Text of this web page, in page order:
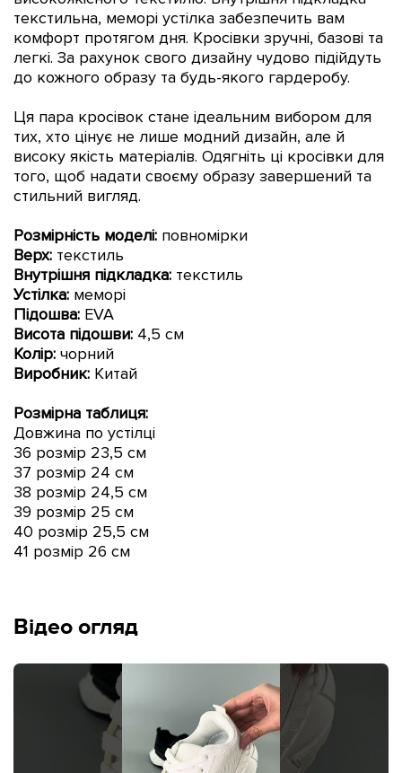
текстильна, меморі устілка забезпечить вам
комфорт протягом дня. Кросівки зручні, базові та
легкі. За рахунок свого дизайну чудово підійдуть
до кожного образу та будь-якого гардеробу.
Ця пара кросівок стане ідеальним вибором для
тих, хто цінує не лише модний дизайн, але й
високу якість матеріалів. Одягніть ці кросівки для
того, щоб надати своєму образу завершений та
стильний вигляд.
Розмірність моделі: повномірки
Верх: текстиль
Внутрішня підкладка: текстиль
Устілка: меморі
Підошва: EVA
Висота підошви: 4,5 см
Колір: чорний
Виробник: Китай
Розмірна таблиця:
Довжина по устілці
36 розмір 23,5 см
37 розмір 24 см
38 розмір 24,5 см
39 розмір 25 см
40 розмір 25,5 см
41 розмір 26 см
Відео огляд